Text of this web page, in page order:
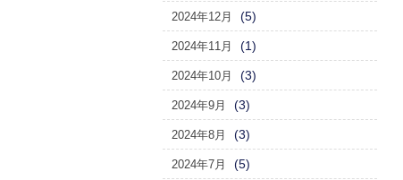
2024年12月 (5)
2024年11月 (1)
2024年10月 (3)
2024年9月 (3)
2024年8月 (3)
2024年7月 (5)